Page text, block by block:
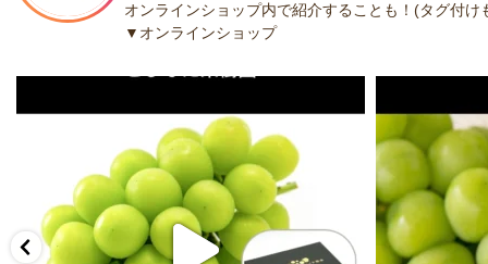
オンラインショップ内で紹介することも！(タグ付け
▼オンラインショップ